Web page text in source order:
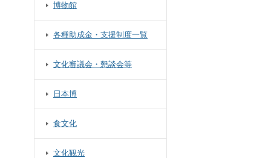
博物館
各種助成金・支援制度一覧
文化審議会・懇談会等
日本博
食文化
文化観光